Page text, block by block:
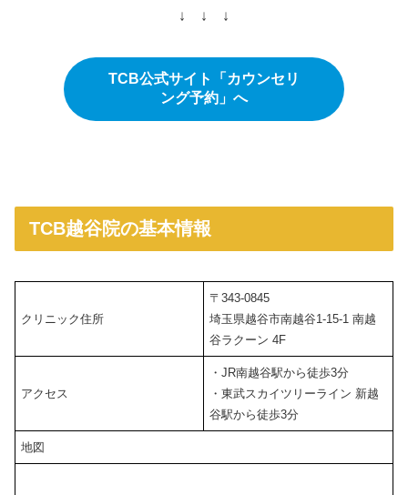
↓ ↓ ↓
TCB公式サイト「カウンセリ
ング予約」へ
TCB越谷院の基本情報
クリニック住所
〒343-0845
埼玉県越谷市南越谷1-15-1 南越
谷ラクーン 4F
アクセス
・JR南越谷駅から徒歩3分
・東武スカイツリーライン 新越
谷駅から徒歩3分
地図